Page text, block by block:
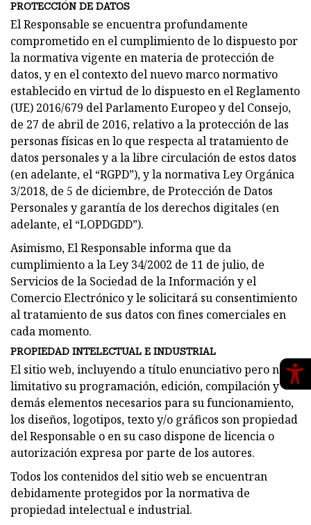
PROTECCIÓN DE DATOS
El Responsable se encuentra profundamente
comprometido en el cumplimiento de lo dispuesto por
la normativa vigente en materia de protección de
datos, y en el contexto del nuevo marco normativo
establecido en virtud de lo dispuesto en el Reglamento
(UE) 2016/679 del Parlamento Europeo y del Consejo,
de 27 de abril de 2016, relativo a la protección de las
personas físicas en lo que respecta al tratamiento de
datos personales y a la libre circulación de estos datos
(en adelante, el “RGPD”), y la normativa Ley Orgánica
3/2018, de 5 de diciembre, de Protección de Datos
Personales y garantía de los derechos digitales (en
adelante, el “LOPDGDD”).
Asimismo, El Responsable informa que da
cumplimiento a la Ley 34/2002 de 11 de julio, de
Servicios de la Sociedad de la Información y el
Comercio Electrónico y le solicitará su consentimiento
al tratamiento de sus datos con fines comerciales en
cada momento.
PROPIEDAD INTELECTUAL E INDUSTRIAL
El sitio web, incluyendo a título enunciativo pero no
limitativo su programación, edición, compilación y
demás elementos necesarios para su funcionamiento,
los diseños, logotipos, texto y/o gráficos son propiedad
del Responsable o en su caso dispone de licencia o
autorización expresa por parte de los autores.
Todos los contenidos del sitio web se encuentran
debidamente protegidos por la normativa de
propiedad intelectual e industrial.